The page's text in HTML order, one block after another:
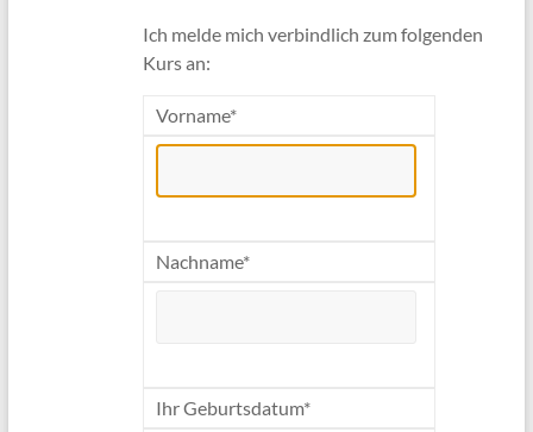
Ich melde mich verbindlich zum folgenden
Kurs an:
Vorname*
Nachname*
Ihr Geburtsdatum*